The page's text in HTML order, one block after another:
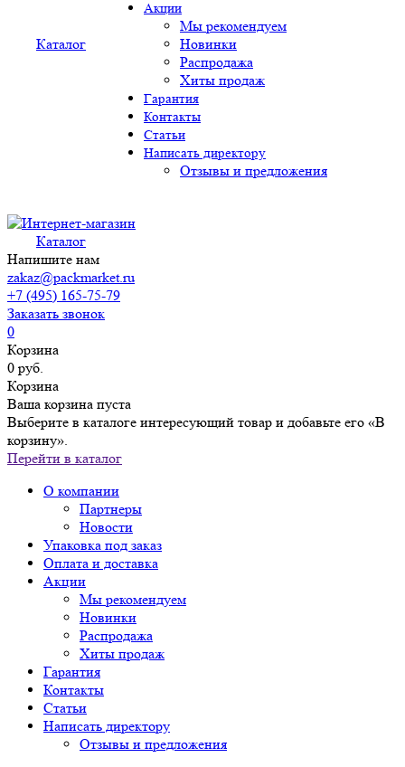
Каталог
Акции
Мы рекомендуем
Новинки
Распродажа
Хиты продаж
Гарантия
Контакты
Статьи
Написать директору
Отзывы и предложения
Каталог
Напишите нам
zakaz@packmarket.ru
+7 (495) 165-75-79
Заказать звонок
0
Корзина
0 руб.
Корзина
Ваша корзина пуста
Выберите в каталоге интересующий товар и добавьте его «В
корзину».
Перейти в каталог
О компании
Партнеры
Новости
Упаковка под заказ
Оплата и доставка
Акции
Мы рекомендуем
Новинки
Распродажа
Хиты продаж
Гарантия
Контакты
Статьи
Написать директору
Отзывы и предложения